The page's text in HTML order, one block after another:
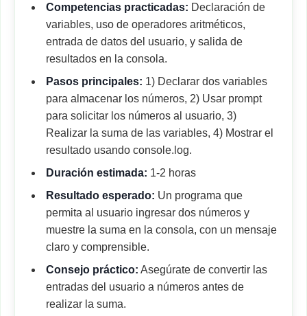
Competencias practicadas: Declaración de
variables, uso de operadores aritméticos,
entrada de datos del usuario, y salida de
resultados en la consola.
Pasos principales: 1) Declarar dos variables
para almacenar los números, 2) Usar prompt
para solicitar los números al usuario, 3)
Realizar la suma de las variables, 4) Mostrar el
resultado usando console.log.
Duración estimada: 1-2 horas
Resultado esperado: Un programa que
permita al usuario ingresar dos números y
muestre la suma en la consola, con un mensaje
claro y comprensible.
Consejo práctico: Asegúrate de convertir las
entradas del usuario a números antes de
realizar la suma.